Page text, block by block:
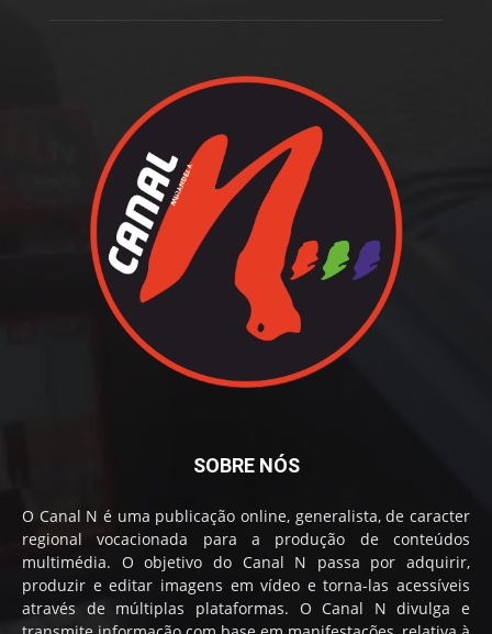
SOBRE NÓS
O Canal N é uma publicação online, generalista, de caracter
regional vocacionada para a produção de conteúdos
multimédia. O objetivo do Canal N passa por adquirir,
produzir e editar imagens em vídeo e torna-las acessíveis
através de múltiplas plataformas. O Canal N divulga e